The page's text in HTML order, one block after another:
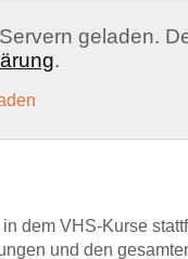
geladen.
.
dem VHS-Kurse
und den